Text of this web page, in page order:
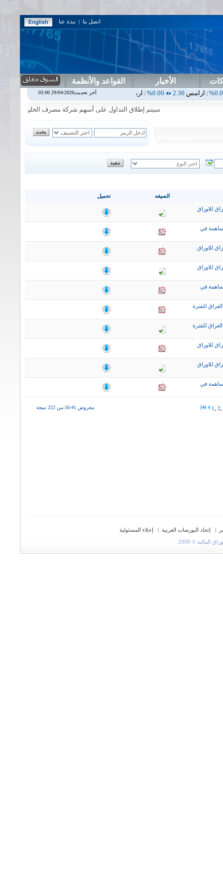
اتصل بنا | نبذة عنا
الأخبار القواعد والأنظمة
2.30
0.00%
|اربيل 0.00%
0.00%
|اسفنج1.87
سيتم إطلاق التداول على أسهم شركة مصرف الخليج التجاري في جلسة
تحميل الصيغه
للاوراق
في
للاوراق
للاوراق
في
للفترة
للفترة
للاوراق
للاوراق
في
معروض 41-50 من 222 نتيجة 1 2
| إتحاد البورصات العربية |
إخلاء المسئولية
© 2009